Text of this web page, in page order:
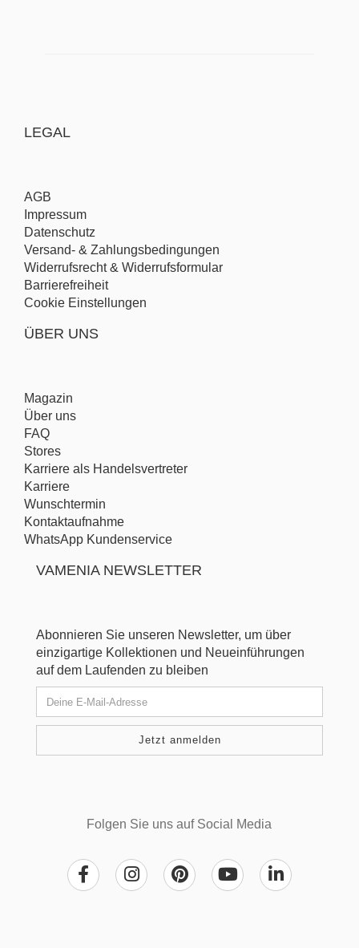
LEGAL
AGB
Impressum
Datenschutz
Versand- & Zahlungsbedingungen
Widerrufsrecht & Widerrufsformular
Barrierefreiheit
Cookie Einstellungen
ÜBER UNS
Magazin
Über uns
FAQ
Stores
Karriere als Handelsvertreter
Karriere
Wunschtermin
Kontaktaufnahme
WhatsApp Kundenservice
VAMENIA NEWSLETTER
Abonnieren Sie unseren Newsletter, um über
einzigartige Kollektionen und Neueinführungen
auf dem Laufenden zu bleiben
Folgen Sie uns auf Social Media